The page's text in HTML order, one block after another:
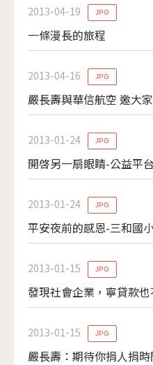
2013-04-19
一條漫長的旅程
JPG
2013-04-16
嚴長壽與華信航空 邀大
JPG
2013-01-24
開啓另一扇眼睛-公益平
JPG
2013-01-24
平安夜前的感恩-三和國
JPG
2013-01-15
發現社會企業，寧貸款
JPG
2013-01-15
嚴長壽：期待你捐人捐時
JPG